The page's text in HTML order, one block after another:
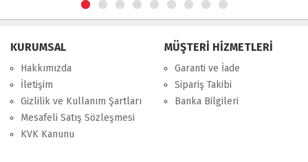
KURUMSAL
Hakkımızda
İletişim
Gizlilik ve Kullanım Şartları
Mesafeli Satış Sözleşmesi
KVK Kanunu
MÜŞTERİ HİZMETLERİ
Garanti ve İade
Sipariş Takibi
Banka Bilgileri